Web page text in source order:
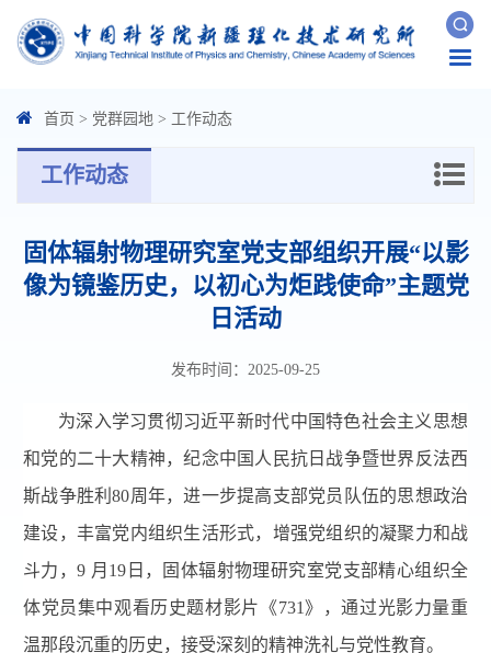
首页 > 党群园地 > 工作动态
工作动态
固体辐射物理研究室党支部组织开展“以影
像为镜鉴历史，以初心为炬践使命”主题党
日活动
发布时间：2025-09-25
为深入学习贯彻习近平新时代中国特色社会主义思想
和党的二十大精神，纪念中国人民抗日战争暨世界反法西
斯战争胜利80周年，进一步提高支部党员队伍的思想政治
建设，丰富党内组织生活形式，增强党组织的凝聚力和战
斗力，9 月 19 日，固体辐射物理研究室党支部精心组织全
体党员集中观看历史题材影片《731》，通过光影力量重
温那段沉重的历史，接受深刻的精神洗礼与党性教育。